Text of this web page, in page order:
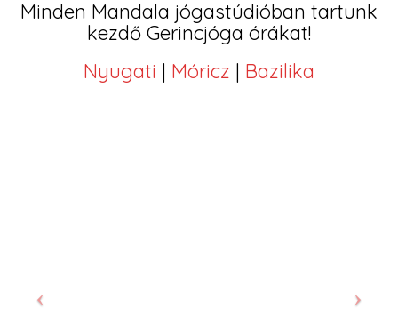
Minden Mandala jógastúdióban tartunk
kezdő Gerincjóga órákat!
Nyugati | Móricz | Bazilika